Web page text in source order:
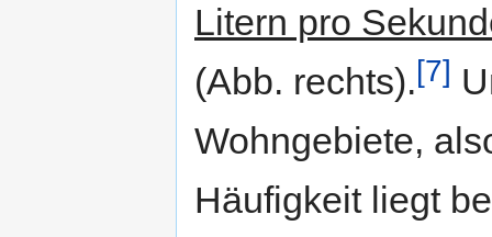
Litern pro
(Abb. rechts).[7]
Wohngebiete,
Häufigkeit liegt